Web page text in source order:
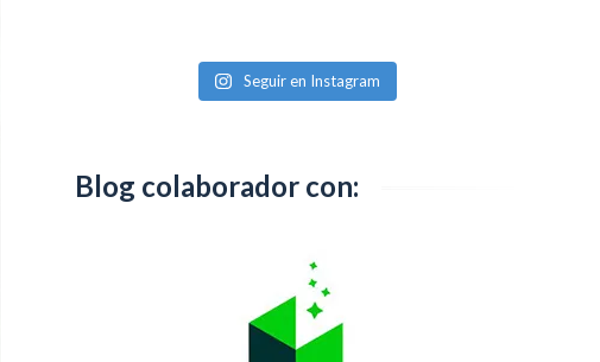
Seguir en Instagram
Blog colaborador con: